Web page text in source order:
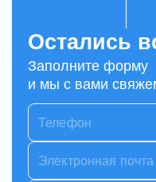
Остались
Заполните форму
и мы с вами